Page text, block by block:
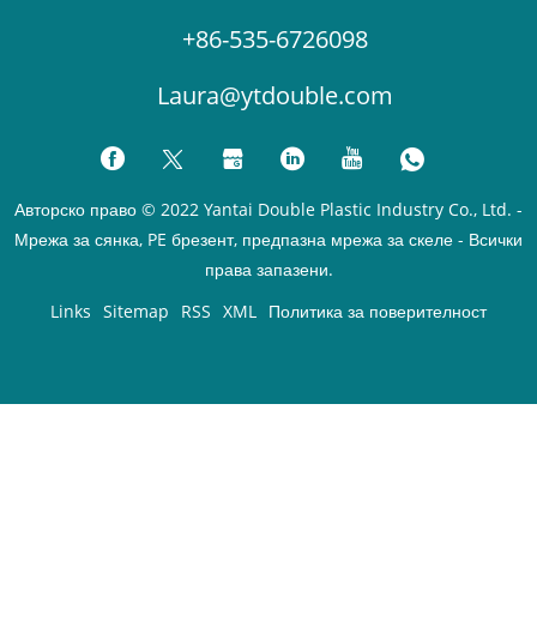
+86-535-6726098
Laura@ytdouble.com
Авторско право © 2022 Yantai Double Plastic Industry Co., Ltd. -
Мрежа за сянка, PE брезент, предпазна мрежа за скеле - Всички
права запазени.
Links Sitemap RSS XML Политика за поверителност